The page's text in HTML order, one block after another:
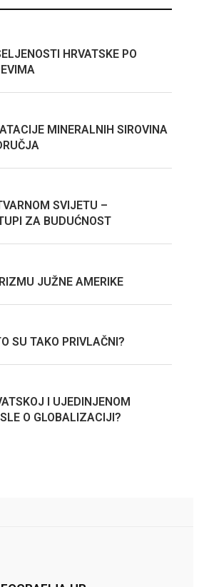
HRVATSKE PO
MINERALNIH SIROVINA
SVIJETU –
ZA BUDUĆNOST
JUŽNE AMERIKE
SU TAKO PRIVLAČNI?
I UJEDINJENOM
O GLOBALIZACIJI?